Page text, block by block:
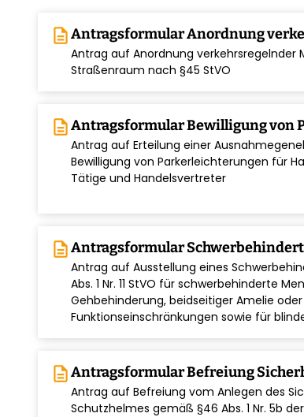
descriptionAntragsformular Anordnung
Antrag auf Anordnung
Straßenraum nach §45 StVO
descriptionAntragsformular Bewilligung von
Antrag auf Erteilung einer
Bewilligung von Parkerleichterungen für
Tätige und Handelsvertreter
descriptionAntragsformular
Antrag auf Ausstellung eines
Abs. 1 Nr. 11 StVO für schwerbehinderte
Gehbehinderung, beidseitiger Amelie
Funktionseinschränkungen sowie für
descriptionAntragsformular Befreiung
Antrag auf Befreiung vom Anlegen des
Schutzhelmes gemäß §46 Abs. 1 Nr. 5b